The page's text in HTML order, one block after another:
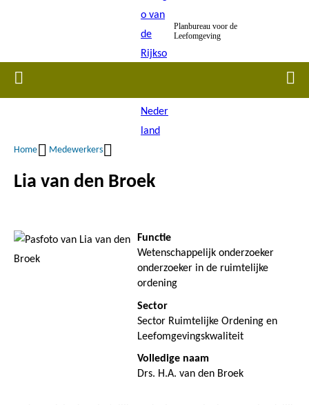
inhoud
Planbureau voor de
Leefomgeving
Home
Kruimelpad
Home Medewerkers
Lia van den Broek
Functie
Wetenschappelijk onderzoeker
onderzoeker in de ruimtelijke
ordening
Sector
Sector Ruimtelijke Ordening en
Leefomgevingskwaliteit
Volledige naam
Drs. H.A. van den Broek